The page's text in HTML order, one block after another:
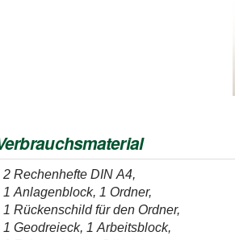
2 Rechenhefte DIN A4,
1 Anlagenblock, 1 Ordner,
1 Rückenschild für den Ordner,
1 Geodreieck, 1 Arbeitsblock,